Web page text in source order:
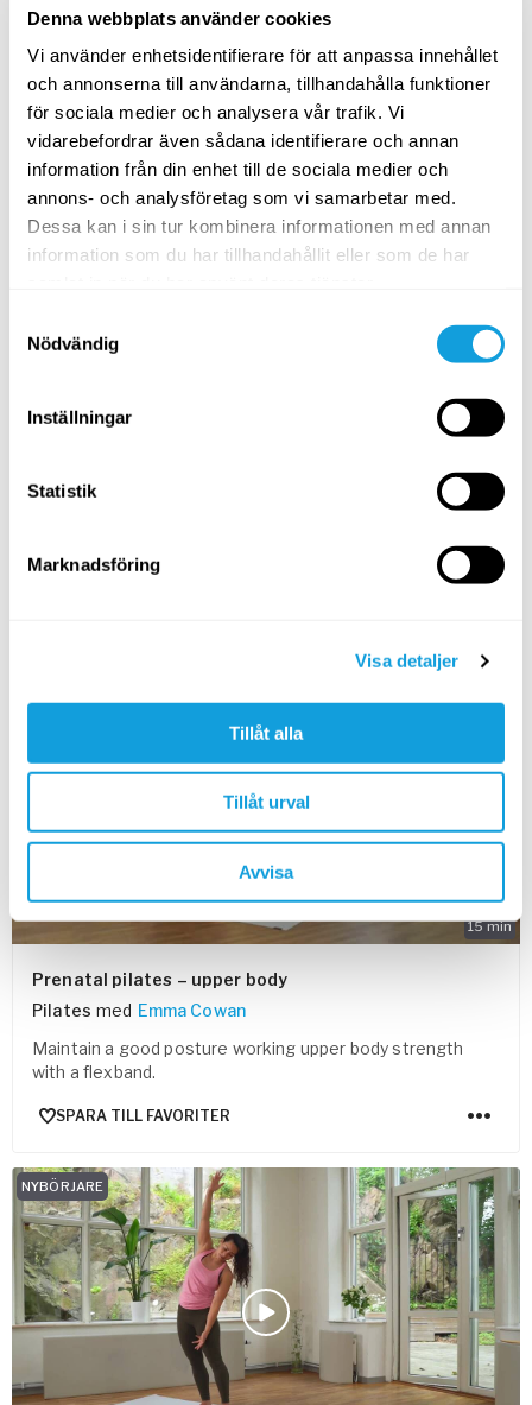
Denna webbplats använder cookies
Vi använder enhetsidentifierare för att anpassa innehållet
och annonserna till användarna, tillhandahålla funktioner
för sociala medier och analysera vår trafik. Vi
vidarebefordrar även sådana identifierare och annan
information från din enhet till de sociala medier och
annons- och analysföretag som vi samarbetar med.
Dessa kan i sin tur kombinera informationen med annan
information som du har tillhandahållit eller som de har
Nödvändig
Inställningar
Statistik
Marknadsföring
Visa detaljer
Tillåt alla
Tillåt urval
Avvisa
Pilates with a resistance band – move your spine and
challenge your core strength.
SPARA TILL FAVORITER
min
Pilates med
variation och effektiv träning.
15min
Prenatal pilates – upper body
Pilates med Emma Cowan
Maintain a good posture working upper body strength
with a flexband.
SPARA TILL FAVORITER
NYBÖRJARE